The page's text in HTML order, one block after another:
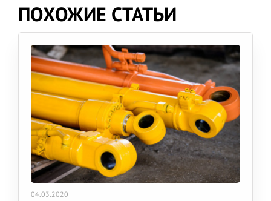
ПОХОЖИЕ СТАТЬИ
04.03.2020